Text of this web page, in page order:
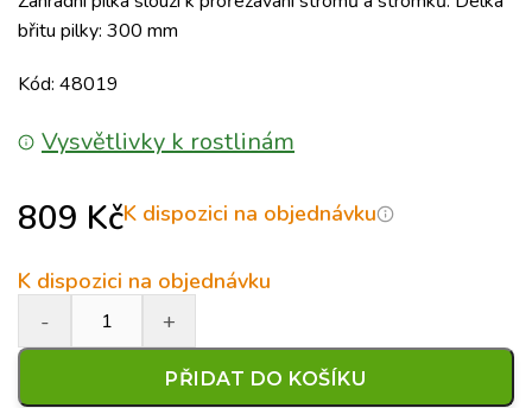
břitu pilky: 300 mm
Kód: 48019
Vysvětlivky k rostlinám
809 KčK dispozici na objednávku
K dispozici na objednávku
PŘIDAT DO KOŠÍKU